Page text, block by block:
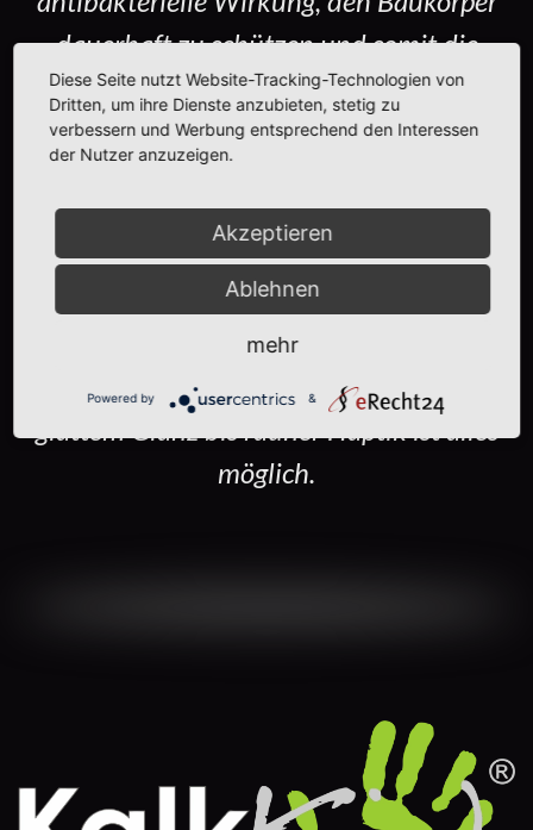
dauerhaft zu schützen und somit die
Bausubstanz zu erhalten. Mit Sumpfkalk
werden kreative und vielfältige
Oberflächen erstellt! Die Dezenten bis
sehr intensiven Farbtöne werden beim
Kunden vor Ort live angefertigt. Durch
verschiedenste Techniken und die
individuelle Handschrift des Verarbeiters
entstehen einzigartige Oberflächen. Von
möglich.
Diese Seite nutzt Website-Tracking-Technologien von
Dritten, um ihre Dienste anzubieten, stetig zu
verbessern und Werbung entsprechend den Interessen
der Nutzer anzuzeigen.
Akzeptieren
Ablehnen
mehr
Powered by &